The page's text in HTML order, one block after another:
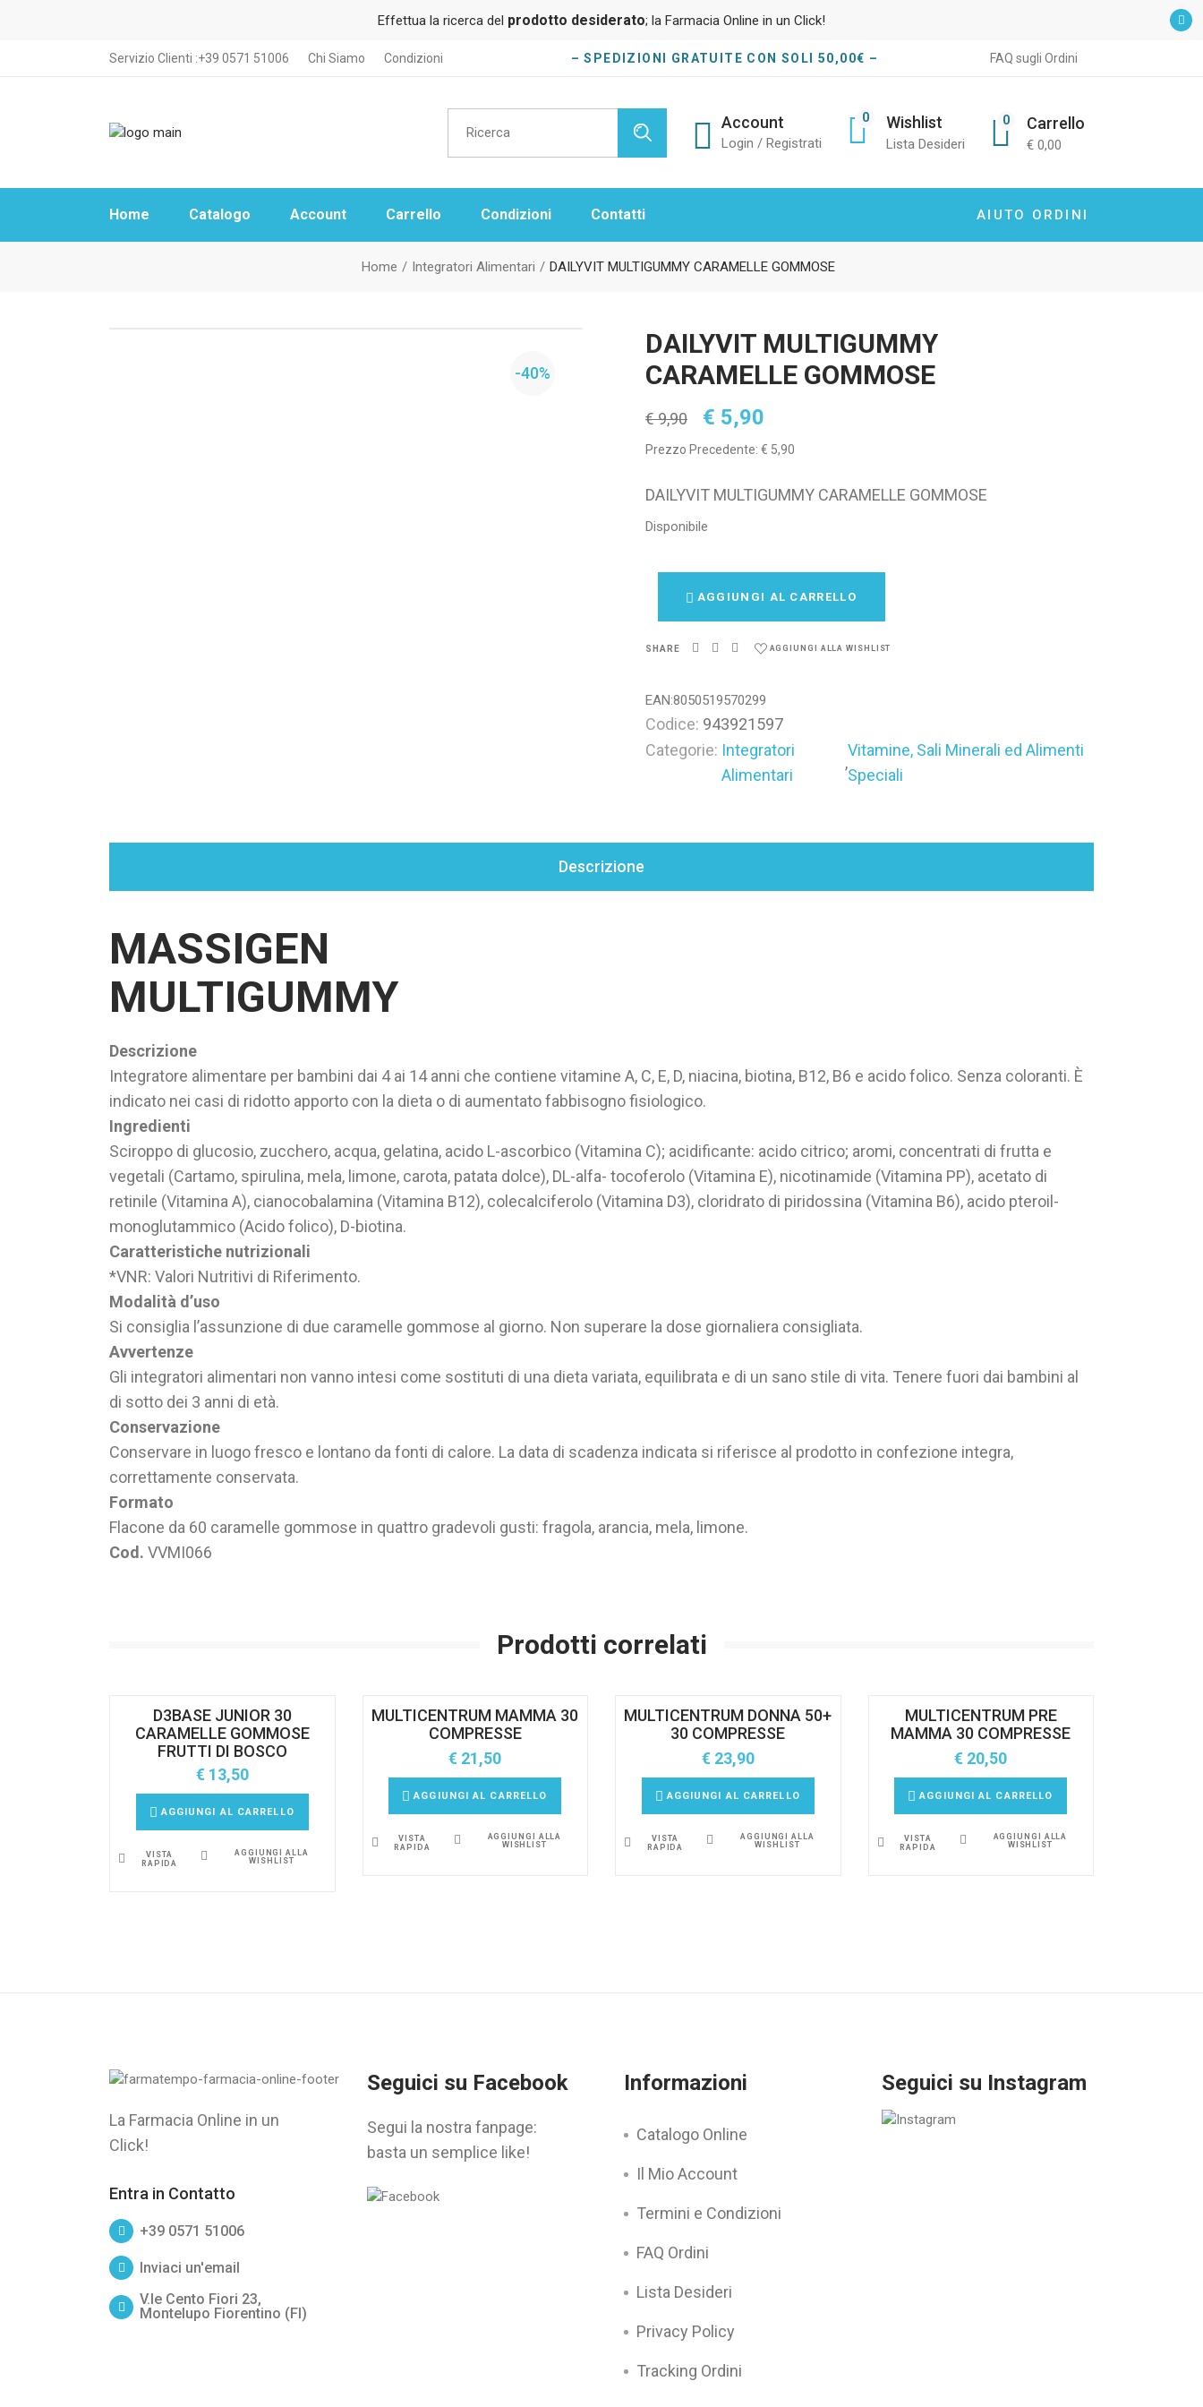
Effettua la ricerca del prodotto desiderato; la Farmacia Online in un Click!
Servizio Clienti :+39 0571 51006 Chi Siamo Condizioni – SPEDIZIONI GRATUITE CON SOLI 50,00€ – FAQ sugli Ordini
Ricerca
per:
Account
Login / Registrati
0 Wishlist
Lista Desideri
0 Carrello
€ 0,00
Home Catalogo Account Carrello Condizioni Contatti AIUTO ORDINI
Home Integratori Alimentari DAILYVIT MULTIGUMMY CARAMELLE GOMMOSE
-40%
DAILYVIT MULTIGUMMY
CARAMELLE GOMMOSE
€9,90 € 5,90
Prezzo Precedente: € 5,90
DAILYVIT MULTIGUMMY CARAMELLE GOMMOSE
Disponibile
AGGIUNGI AL CARRELLO
SHARE AGGIUNGI ALLA WISHLIST
EAN:8050519570299
Codice: 943921597
Categorie: Integratori
Alimentari
,
Vitamine, Sali Minerali ed Alimenti
Speciali
Descrizione
MASSIGEN
MULTIGUMMY
Descrizione
Integratore alimentare per bambini dai 4 ai 14 anni che contiene vitamine A, C, E, D, niacina, biotina, B12, B6 e acido folico. Senza coloranti. È
indicato nei casi di ridotto apporto con la dieta o di aumentato fabbisogno fisiologico.
Ingredienti
Sciroppo di glucosio, zucchero, acqua, gelatina, acido L-ascorbico (Vitamina C); acidificante: acido citrico; aromi, concentrati di frutta e
vegetali (Cartamo, spirulina, mela, limone, carota, patata dolce), DL-alfa- tocoferolo (Vitamina E), nicotinamide (Vitamina PP), acetato di
retinile (Vitamina A), cianocobalamina (Vitamina B12), colecalciferolo (Vitamina D3), cloridrato di piridossina (Vitamina B6), acido pteroil-
monoglutammico (Acido folico), D-biotina.
Caratteristiche nutrizionali
*VNR: Valori Nutritivi di Riferimento.
Modalità d’uso
Si consiglia l’assunzione di due caramelle gommose al giorno. Non superare la dose giornaliera consigliata.
Avvertenze
Gli integratori alimentari non vanno intesi come sostituti di una dieta variata, equilibrata e di un sano stile di vita. Tenere fuori dai bambini al
di sotto dei 3 anni di età.
Conservazione
Conservare in luogo fresco e lontano da fonti di calore. La data di scadenza indicata si riferisce al prodotto in confezione integra,
correttamente conservata.
Formato
Flacone da 60 caramelle gommose in quattro gradevoli gusti: fragola, arancia, mela, limone.
Cod. VVMI066
Prodotti correlati
D3BASE JUNIOR 30
CARAMELLE GOMMOSE
FRUTTI DI BOSCO
€13,50
AGGIUNGI AL CARRELLO
VISTA
RAPIDA
AGGIUNGI ALLA
WISHLIST
MULTICENTRUM MAMMA 30
COMPRESSE
€ 21,50
AGGIUNGI AL CARRELLO
VISTA
RAPIDA
AGGIUNGI ALLA
WISHLIST
MULTICENTRUM DONNA 50+
30 COMPRESSE
€23,90
AGGIUNGI AL CARRELLO
VISTA
RAPIDA
AGGIUNGI ALLA
WISHLIST
MULTICENTRUM PRE
MAMMA 30 COMPRESSE
€ 20,50
AGGIUNGI AL CARRELLO
VISTA
RAPIDA
AGGIUNGI ALLA
WISHLIST
La Farmacia Online in un
Click!
Entra in Contatto
+39 0571 51006
Inviaci un'email
V.le Cento Fiori 23,
Montelupo Fiorentino (FI)
Seguici su Facebook
Segui la nostra fanpage:
basta un semplice like!
Informazioni
Catalogo Online
Il Mio Account
Termini e Condizioni
FAQ Ordini
Lista Desideri
Privacy Policy
Tracking Ordini
Seguici su Instagram